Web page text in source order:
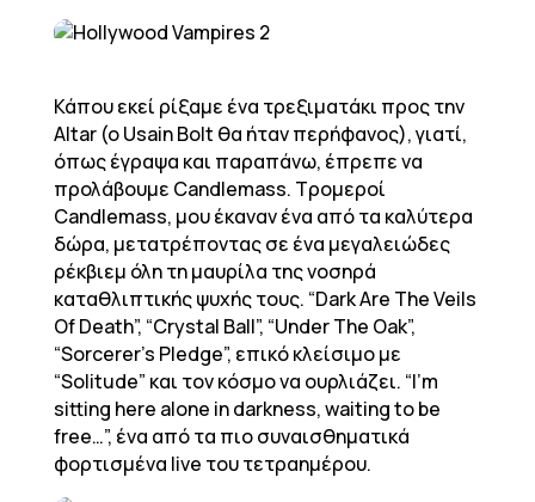
Κάπου εκεί ρίξαμε ένα τρεξιματάκι προς την
Altar (o Usain Bolt θα ήταν περήφανος), γιατί,
όπως έγραψα και παραπάνω, έπρεπε να
προλάβουμε Candlemass. Τρομεροί
Candlemass, μου έκαναν ένα από τα καλύτερα
δώρα, μετατρέποντας σε ένα μεγαλειώδες
ρέκβιεμ όλη τη μαυρίλα της νοσηρά
καταθλιπτικής ψυχής τους. “Dark Are The Veils
Of Death”, “Crystal Ball”, “Under The Oak”,
“Sorcerer’s Pledge”, επικό κλείσιμο με
“Solitude” και τον κόσμο να ουρλιάζει. “I’m
sitting here alone in darkness, waiting to be
free…”, ένα από τα πιο συναισθηματικά
φορτισμένα live του τετραημέρου.